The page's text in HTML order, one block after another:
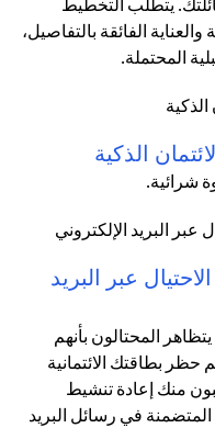
يتطلب التخطيط
الفائقة بالتفاصيل،
المحتملة.
الذكية
شرائية.
عبر البريد
المحتالون بأنهم
بطاقتك الائتمانية
منك إعادة تنشيط
في رسائل البريد